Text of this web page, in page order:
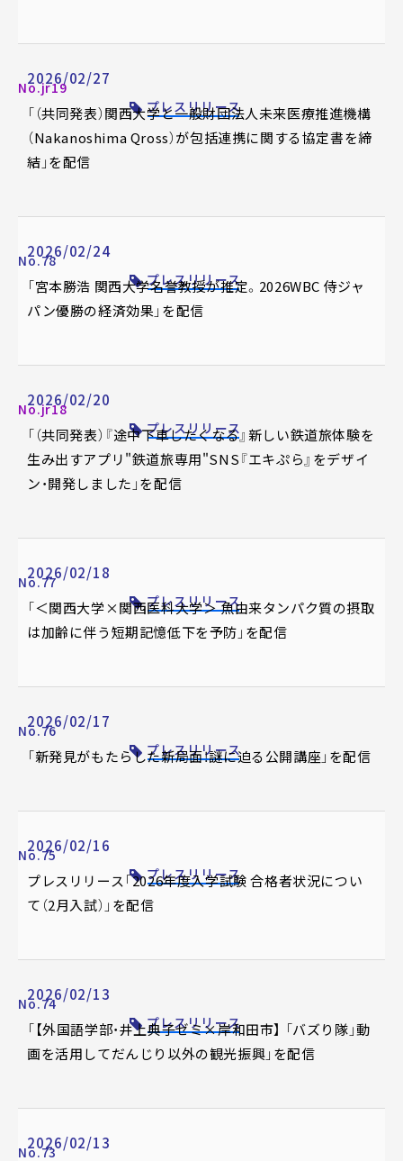
2026/02/27
No.jr19
プレスリリース
「（共同発表）関西大学と一般財団法人未来医療推進機構
（Nakanoshima Qross）が包括連携に関する協定書を締
結」を配信
2026/02/24
No.78
プレスリリース
「宮本勝浩 関西大学名誉教授が推定。2026WBC 侍ジャ
パン優勝の経済効果」を配信
2026/02/20
No.jr18
プレスリリース
「（共同発表）『途中下車したくなる』新しい鉄道旅体験を
生み出すアプリ"鉄道旅専用"SNS『エキぷら』をデザイ
ン・開発しました」を配信
2026/02/18
No.77
プレスリリース
「＜関西大学×関西医科大学＞ 魚由来タンパク質の摂取
は加齢に伴う短期記憶低下を予防」を配信
2026/02/17
No.76
プレスリリース
「新発見がもたらした新局面！謎に迫る公開講座」を配信
2026/02/16
No.75
プレスリリース
プレスリリース「2026年度入学試験 合格者状況につい
て（2月入試）」を配信
2026/02/13
No.74
プレスリリース
「【外国語学部・井上典子ゼミ×岸和田市】 「バズり隊」動
画を活用してだんじり以外の観光振興」を配信
2026/02/13
No.73